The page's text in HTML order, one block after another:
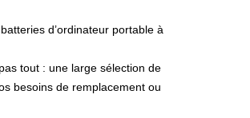
d’ordinateur portable à
tout : une large sélection de
besoins de remplacement ou